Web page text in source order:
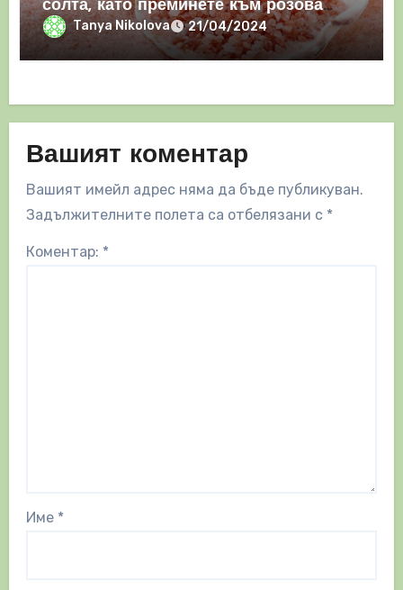
солта, като преминете към розова
хималайска сол
Tanya Nikolova 21/04/2024
Вашият коментар
Вашият имейл адрес няма да бъде публикуван.
Задължителните полета са отбелязани с *
Коментар: *
Име *